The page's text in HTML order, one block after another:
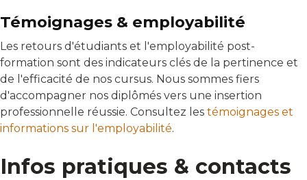
Témoignages & employabilité
Les retours d'étudiants et l'employabilité post-
formation sont des indicateurs clés de la pertinence et
de l'efficacité de nos cursus. Nous sommes fiers
d'accompagner nos diplômés vers une insertion
professionnelle réussie. Consultez les témoignages et
informations sur l'employabilité.
Infos pratiques & contacts